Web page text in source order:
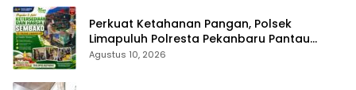
Perkuat Ketahanan Pangan, Polsek
Limapuluh Polresta Pekanbaru Pantau
Harga Sembako di Pasar
Agustus 10, 2026